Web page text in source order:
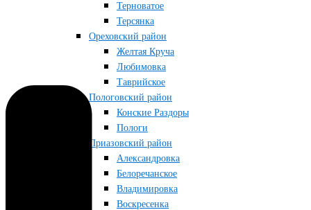
Терноватое
Терсянка
Ореховский район
Желтая Круча
Любимовка
Таврийское
Пологовский район
Конские Раздоры
Пологи
Приазовский район
Александровка
Белоречанское
Владимировка
Воскресенка